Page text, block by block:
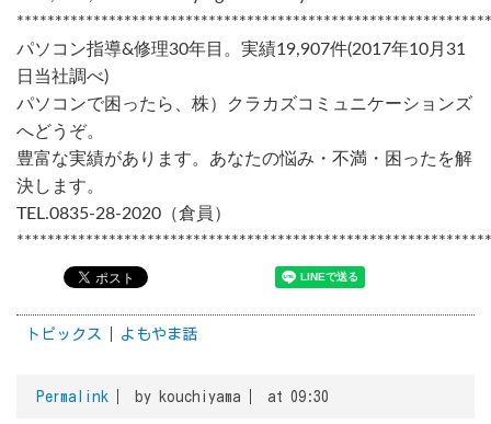
パソコン指導&修理30年目。実績19,907件(2017年10月31
日当社調べ)
パソコンで困ったら、株）クラカズコミュニケーションズ
へどうぞ。
豊富な実績があります。あなたの悩み・不満・困ったを解
決します。
TEL.0835-28-2020（倉員）
トピックス よもやま話
Permalink by kouchiyama at 09:30